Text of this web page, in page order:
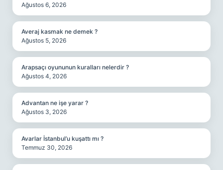
Ağustos 6, 2026
Averaj kasmak ne demek ?
Ağustos 5, 2026
Arapsaçı oyununun kuralları nelerdir ?
Ağustos 4, 2026
Advantan ne işe yarar ?
Ağustos 3, 2026
Avarlar İstanbul’u kuşattı mı ?
Temmuz 30, 2026